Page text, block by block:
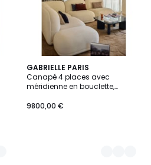
GABRIELLE PARIS
Canapé 4 places avec
méridienne en bouclette,
9800,00 €
2
Couleurs